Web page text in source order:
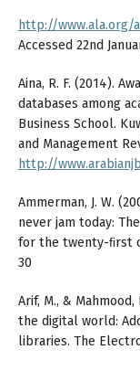
http://www.ala.org/
Accessed 22nd
Aina, R. F. (2014).
databases among
Business School.
and Management
http://
Ammerman, J. W.
never jam today:
for the twenty-ﬁrst
30
Arif, M., &
the digital world:
libraries. The